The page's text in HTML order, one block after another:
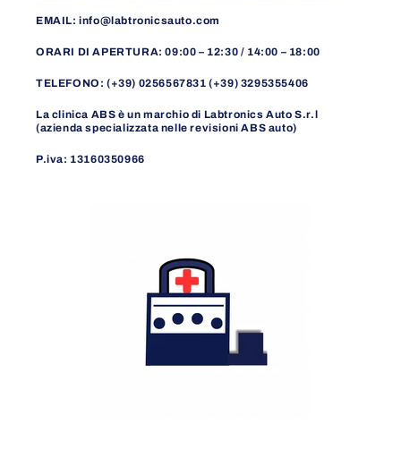
EMAIL: info@labtronicsauto.com
ORARI DI APERTURA: 09:00 – 12:30 / 14:00 – 18:00
TELEFONO: (+39) 0256567831 (+39) 3295355406
La clinica ABS è un marchio di Labtronics Auto S.r.l
(azienda specializzata nelle revisioni ABS auto)
P.iva: 13160350966